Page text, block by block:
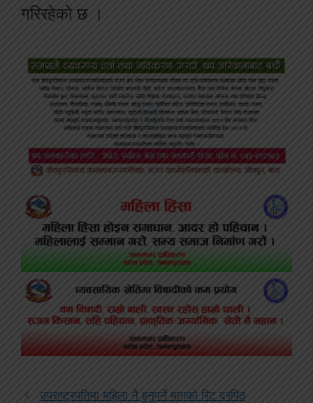
गरिरहेको छ ।
उपराष्ट्रपतिमा महिला नै हुनुपर्ने मागको रिट दरपिठ